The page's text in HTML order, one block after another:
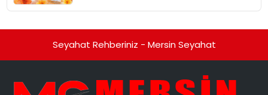
Seyahat Rehberiniz - Mersin Seyahat